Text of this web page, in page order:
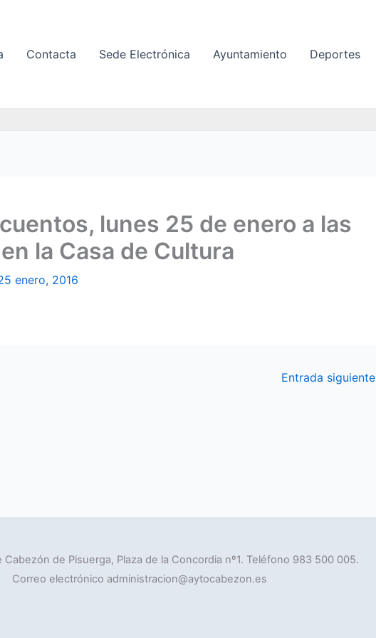
Contacta Sede Electrónica Ayuntamiento Deportes
lunes 25 de enero a las
la Casa de Cultura
enero, 2016
Entrada siguiente
de Pisuerga, Plaza de la Concordia nº1. Teléfono 983 500 005.
Correo electrónico administracion@aytocabezon.es